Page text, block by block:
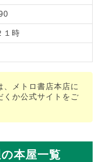
１時
、メトロ書店本店に
くか公式サイトをご
本屋一覧